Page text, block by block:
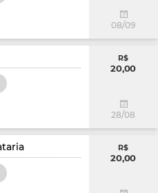
08/09
R$
20,00
28/08
R$
20,00